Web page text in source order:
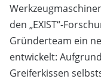
den „EXIST“-
Gründerteam ein
entwickelt:
Greiferkissen